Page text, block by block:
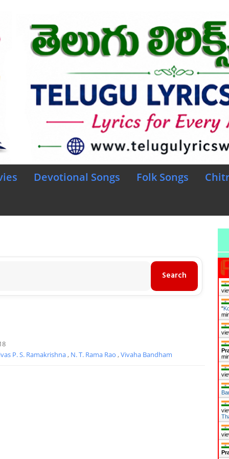
Devotional Songs Folk Songs
P. S. Ramakrishna, N. T. Rama Rao ,Vivaha Bandham
"